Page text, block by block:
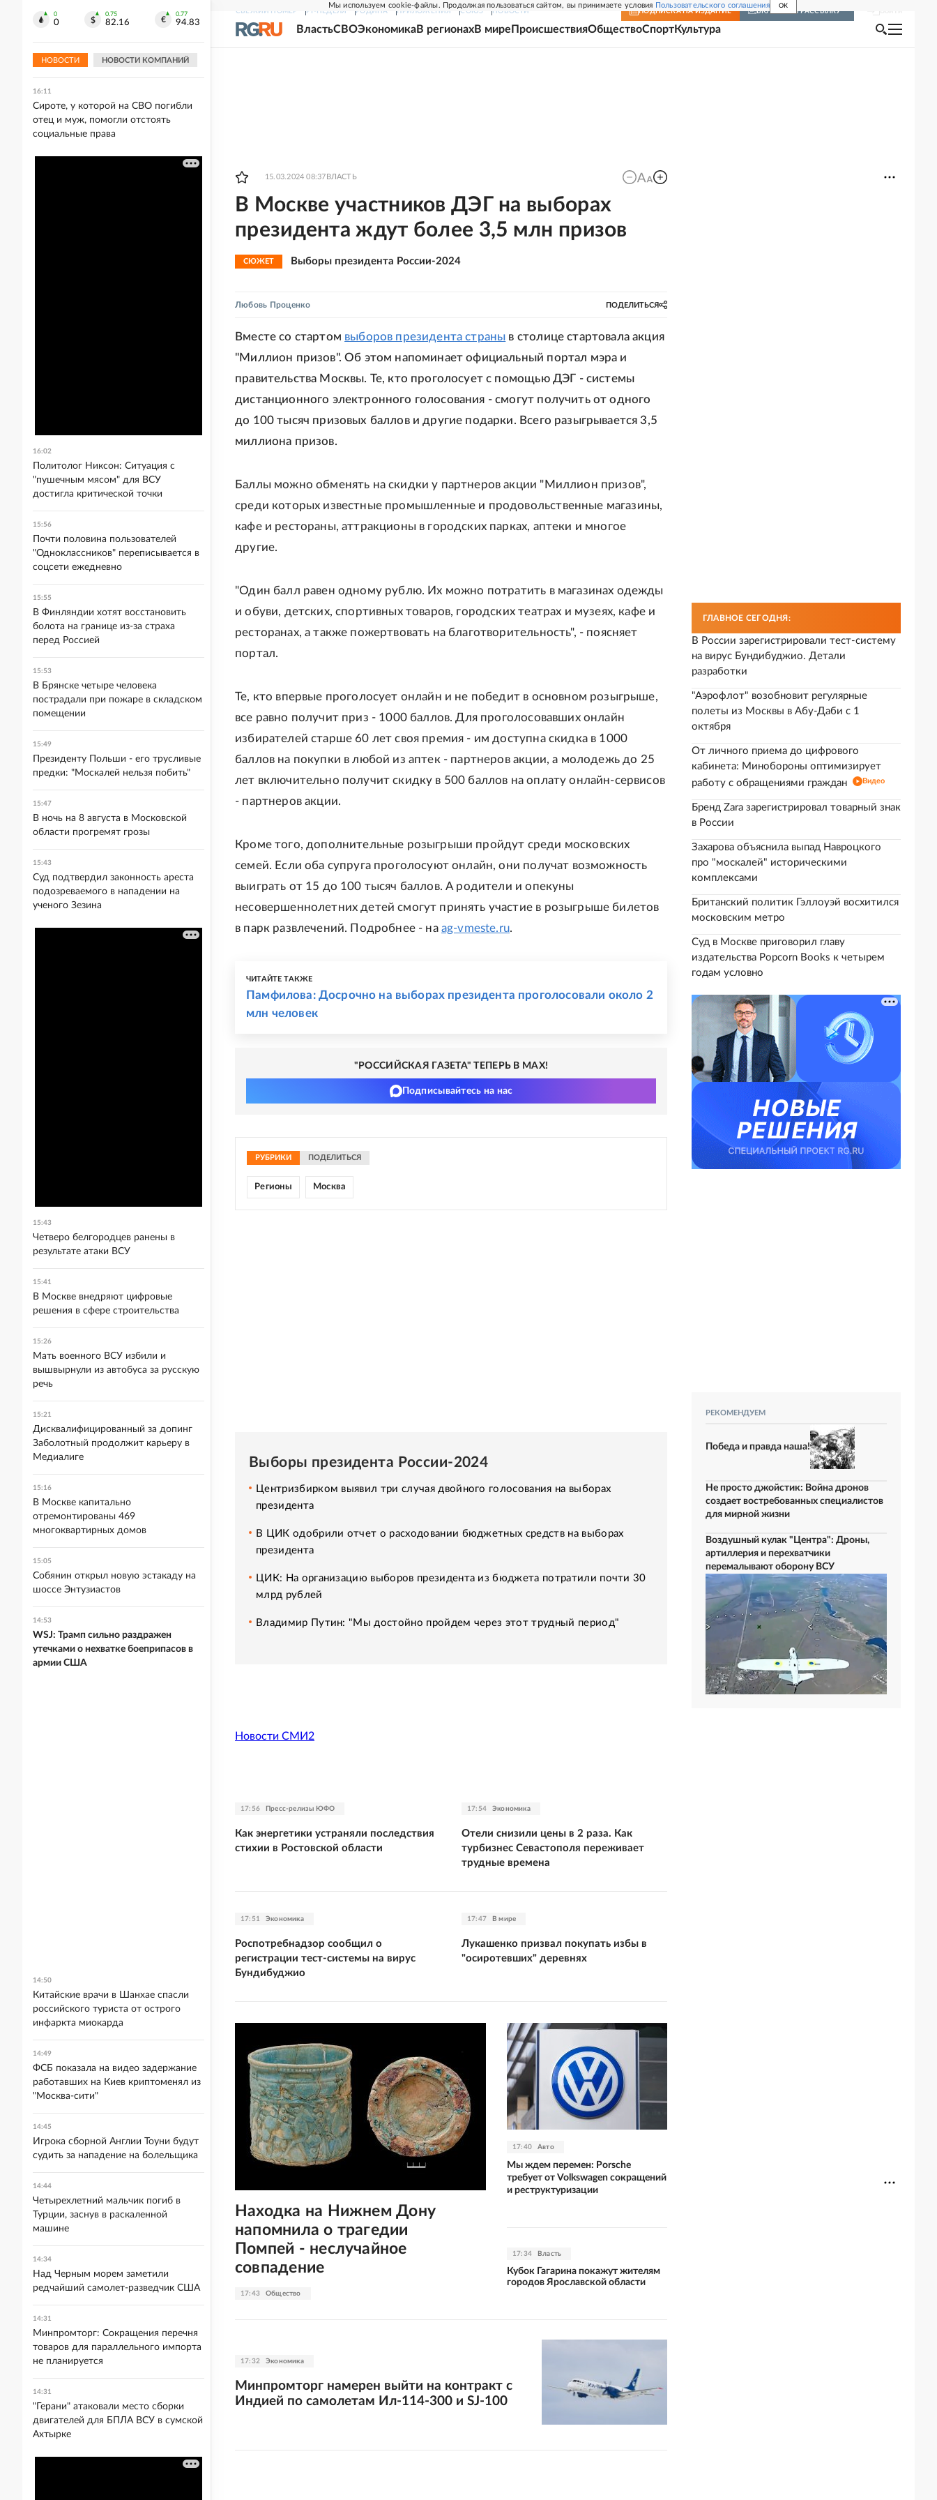
Мы используем cookie-файлы. Продолжая пользоваться сайтом, вы принимаете условия Пользовательского соглашения OK
СВЕЖИЙ НОМЕР РГ-НЕДЕЛЯ РОДИНА ПРИЛОЖЕНИЯ СОЮЗ НОВОСТИ ПОДПИСКА НА ИЗДАНИЕ ВКЛЮЧИТЬ РАССЫЛКУ
ВластьСВОЭкономикаВ регионахВ мире ПроисшествияОбществоСпортКультура
15.03.2024 08:37 ВЛАСТЬ
В Москве участников ДЭГ на выборах
президента ждут более 3,5 млн призов
СЮЖЕТ Выборы президента России-2024
Любовь Проценко ПОДЕЛИТЬСЯ
Вместе со стартом выборов президента страны в столице стартовала акция
"Миллион призов". Об этом напоминает официальный портал мэра и
правительства Москвы. Те, кто проголосует с помощью ДЭГ - системы
дистанционного электронного голосования - смогут получить от одного
до 100 тысяч призовых баллов и другие подарки. Всего разыгрывается 3,5
миллиона призов.
Баллы можно обменять на скидки у партнеров акции "Миллион призов",
среди которых известные промышленные и продовольственные магазины,
кафе и рестораны, аттракционы в городских парках, аптеки и многое
другие.
"Один балл равен одному рублю. Их можно потратить в магазинах одежды
и обуви, детских, спортивных товаров, городских театрах и музеях, кафе и
ресторанах, а также пожертвовать на благотворительность", - поясняет
портал.
Те, кто впервые проголосует онлайн и не победит в основном розыгрыше,
все равно получит приз - 1000 баллов. Для проголосовавших онлайн
избирателей старше 60 лет своя премия - им доступна скидка в 1000
баллов на покупки в любой из аптек - партнеров акции, а молодежь до 25
лет включительно получит скидку в 500 баллов на оплату онлайн-сервисов
- партнеров акции.
Кроме того, дополнительные розыгрыши пройдут среди московских
семей. Если оба супруга проголосуют онлайн, они получат возможность
выиграть от 15 до 100 тысяч баллов. А родители и опекуны
несовершеннолетних детей смогут принять участие в розыгрыше билетов
в парк развлечений. Подробнее - на ag-vmeste.ru.
ЧИТАЙТЕ ТАКЖЕ
Памфилова: Досрочно на выборах президента проголосовали около 2
млн человек
"РОССИЙСКАЯ ГАЗЕТА" ТЕПЕРЬ В MAX!
Подписывайтесь на нас
РУБРИКИ ПОДЕЛИТЬСЯ
Регионы Москва
Выборы президента России-2024
Центризбирком выявил три случая двойного голосования на выборах
президента
В ЦИК одобрили отчет о расходовании бюджетных средств на выборах
президента
ЦИК: На организацию выборов президента из бюджета потратили почти 30
млрд рублей
Владимир Путин: "Мы достойно пройдем через этот трудный период"
Новости СМИ2
17:56 Пресс-релизы ЮФО
Как энергетики устраняли последствия
стихии в Ростовской области
17:54 Экономика
Отели снизили цены в 2 раза. Как
турбизнес Севастополя переживает
трудные времена
17:51 Экономика
Роспотребнадзор сообщил о
регистрации тест-системы на вирус
Бундибуджио
17:47 В мире
Лукашенко призвал покупать избы в
"осиротевших" деревнях
17:43 Общество
Находка на Нижнем Дону
напомнила о трагедии
Помпей - неслучайное
совпадение
17:40 Авто
Мы ждем перемен: Porsche
требует от Volkswagen сокращений
и реструктуризации
17:34 Власть
Кубок Гагарина покажут жителям
городов Ярославской области
17:32 Экономика
Минпромторг намерен выйти на контракт с
Индией по самолетам Ил-114-300 и SJ-100
ГЛАВНОЕ СЕГОДНЯ:
В России зарегистрировали тест-систему
на вирус Бундибуджио. Детали
разработки
"Аэрофлот" возобновит регулярные
полеты из Москвы в Абу-Даби с 1
октября
От личного приема до цифрового
кабинета: Минобороны оптимизирует
работу с обращениями граждан
Видео
Бренд Zara зарегистрировал товарный знак
в России
Захарова объяснила выпад Навроцкого
про "москалей" историческими
комплексами
Британский политик Гэллоуэй восхитился
московским метро
Суд в Москве приговорил главу
издательства Popcorn Books к четырем
годам условно
РЕКОМЕНДУЕМ
Победа и правда наша!
Не просто джойстик: Война дронов
создает востребованных специалистов
для мирной жизни
Воздушный кулак "Центра": Дроны,
артиллерия и перехватчики
перемалывают оборону ВСУ
0
0
0.75
82.16
0.77
94.83
НОВОСТИ НОВОСТИ КОМПАНИЙ
16:12
"Барби"
16:11
Сироте, у которой на СВО погибли
отец и муж, помогли отстоять
социальные права
16:02
Политолог Никсон: Ситуация с
"пушечным мясом" для ВСУ
достигла критической точки
15:56
Почти половина пользователей
"Одноклассников" переписывается в
соцсети ежедневно
15:55
В Финляндии хотят восстановить
болота на границе из-за страха
перед Россией
15:53
В Брянске четыре человека
пострадали при пожаре в складском
помещении
15:49
Президенту Польши - его трусливые
предки: "Москалей нельзя побить"
15:47
В ночь на 8 августа в Московской
области прогремят грозы
15:43
Суд подтвердил законность ареста
подозреваемого в нападении на
ученого Зезина
15:43
Четверо белгородцев ранены в
результате атаки ВСУ
15:41
В Москве внедряют цифровые
решения в сфере строительства
15:26
Мать военного ВСУ избили и
вышвырнули из автобуса за русскую
речь
15:21
Дисквалифицированный за допинг
Заболотный продолжит карьеру в
Медиалиге
15:16
В Москве капитально
отремонтированы 469
многоквартирных домов
15:05
Собянин открыл новую эстакаду на
шоссе Энтузиастов
14:53
WSJ: Трамп сильно раздражен
утечками о нехватке боеприпасов в
армии США
14:50
Китайские врачи в Шанхае спасли
российского туриста от острого
инфаркта миокарда
14:49
ФСБ показала на видео задержание
работавших на Киев криптоменял из
"Москва-сити"
14:45
Игрока сборной Англии Тоуни будут
судить за нападение на болельщика
14:44
Четырехлетний мальчик погиб в
Турции, заснув в раскаленной
машине
14:34
Над Черным морем заметили
редчайший самолет-разведчик США
14:31
Минпромторг: Сокращения перечня
товаров для параллельного импорта
не планируется
14:31
"Герани" атаковали место сборки
двигателей для БПЛА ВСУ в сумской
Ахтырке